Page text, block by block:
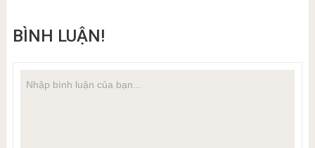
BÌNH LUẬN!